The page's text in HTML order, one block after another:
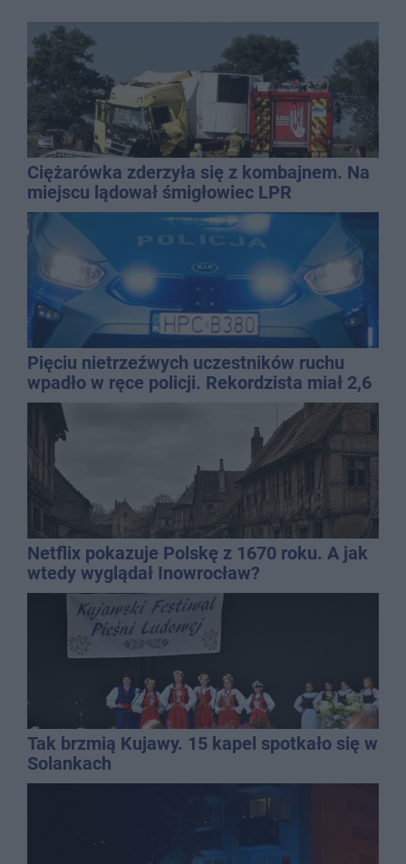
Ciężarówka zderzyła się z kombajnem. Na
miejscu lądował śmigłowiec LPR
Pięciu nietrzeźwych uczestników ruchu
wpadło w ręce policji. Rekordzista miał 2,6
promila
Netflix pokazuje Polskę z 1670 roku. A jak
wtedy wyglądał Inowrocław?
Tak brzmią Kujawy. 15 kapel spotkało się w
Solankach